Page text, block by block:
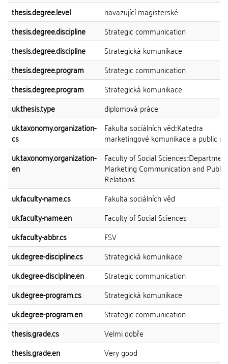
thesis.degree.level
navazující magisterské
thesis.degree.discipline
Strategic communication
thesis.degree.discipline
Strategická komunikace
thesis.degree.program
Strategic communication
thesis.degree.program
Strategická komunikace
uk.thesis.type
diplomová práce
uk.taxonomy.organization-
cs
Fakulta sociálních věd::Katedra
marketingové komunikace a public
uk.taxonomy.organization-
en
Faculty of Social
Marketing Communication and Public
Relations
uk.faculty-name.cs
Fakulta sociálních věd
uk.faculty-name.en
Faculty of Social Sciences
uk.faculty-abbr.cs
FSV
uk.degree-discipline.cs
Strategická komunikace
uk.degree-discipline.en
Strategic communication
uk.degree-program.cs
Strategická komunikace
uk.degree-program.en
Strategic communication
thesis.grade.cs
Velmi dobře
thesis.grade.en
Very good